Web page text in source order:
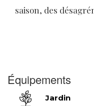
saison, des
Équipements
Jardin